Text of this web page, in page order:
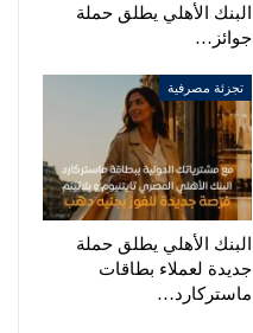
البنك الأهلي يطلق حملة
جوائز…
تجزئة مصرفية
البنك الأهلي يطلق حملة
جديدة لعملاء بطاقات
ماستركارد…